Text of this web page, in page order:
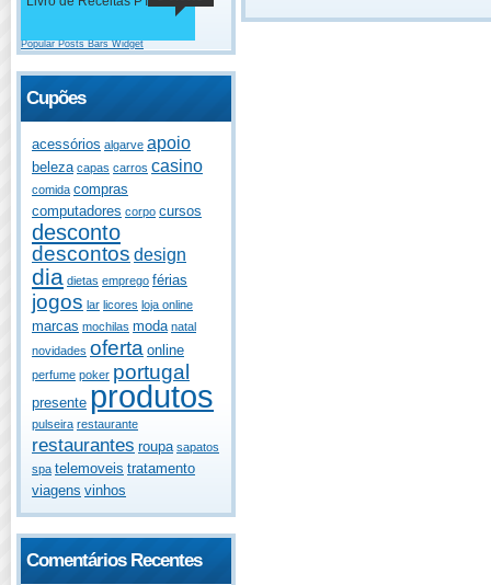
Popular Posts Bars Widget
Cupões
acessórios algarve apoio
beleza capas carros casino
comida compras
computadores corpo cursos
desconto
descontos design
dia dietas emprego férias
jogos lar licores loja online
marcas mochilas moda natal
novidades oferta online
perfume poker portugal
presente produtos
pulseira restaurante
restaurantes roupa sapatos
spa telemoveis tratamento
viagens vinhos
Comentários Recentes